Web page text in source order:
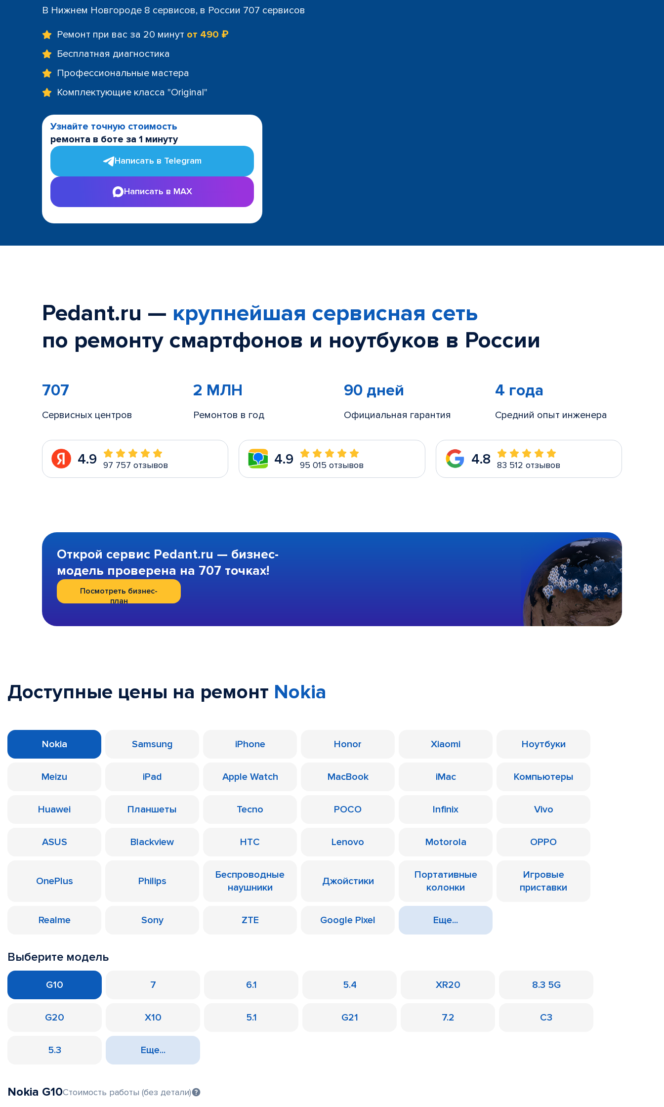
В Нижнем Новгороде 8 сервисов, в России 707 сервисов
Ремонт при вас за 20 минут от 490 ₽
Бесплатная диагностика
Профессиональные мастера
Комплектующие класса "Original"
Узнайте точную стоимость
ремонта в боте за 1 минуту
Написать в Telegram
Написать в MAX
Pedant.ru — крупнейшая сервисная сеть
по ремонту смартфонов и ноутбуков в России
707
Сервисных центров
2 МЛН
Ремонтов в год
90 дней
Официальная гарантия
4 года
Средний опыт инженера
4.9 97 757 отзывов 4.9 95 015 отзывов 4.8 83 512 отзывов
Открой сервис Pedant.ru — бизнес-
модель проверена на 707 точках!
Посмотреть бизнес-
план
Доступные цены на ремонт Nokia
Nokia Samsung iPhone Honor Xiaomi Ноутбуки
Meizu iPad Apple Watch MacBook iMac Компьютеры
Huawei Планшеты Tecno POCO Infinix Vivo
ASUS Blackview HTC Lenovo Motorola OPPO
OnePlus Philips
Беспроводные
наушники
Джойстики
Портативные
колонки
Игровые
приставки
Realme Sony ZTE Google Pixel Еще...
Выберите модель
G10 7 6.1 5.4 XR20 8.3 5G
G20 X10 5.1 G21 7.2 C3
5.3 Еще...
Nokia G10Стоимость работы (без детали)